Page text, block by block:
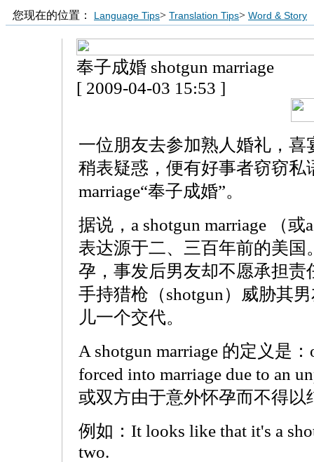
您现在的位置： Language Tips> Translation Tips> Word & Story
奉子成婚 shotgun marriage
[ 2009-04-03 15:53 ]
一位朋友去参加熟人婚礼，
稍表疑惑，便有好事者窃窃私
marriage“奉子成婚”。
据说，a shotgun marriage （
表达源于二、三百年前的美
孕，事发后男友却不愿承担
手持猎枪（shotgun）威胁其
儿一个交代。
A shotgun marriage 的定义是：
forced into marriage due to an
或双方由于意外怀孕而不得以
例如：It looks like that it's a
two.